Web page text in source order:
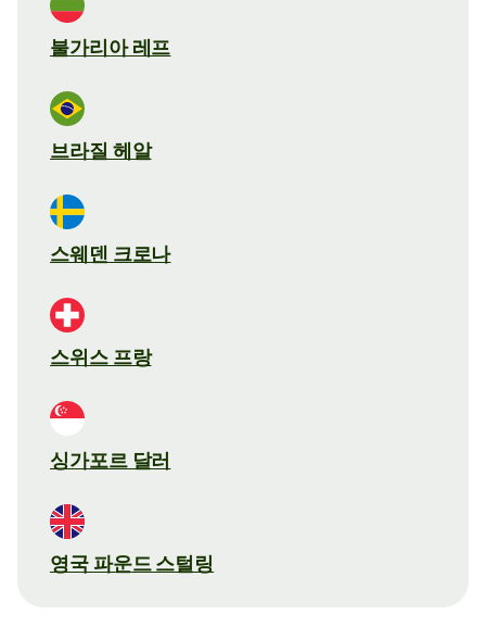
불가리아 레프
브라질 헤알
스웨덴 크로나
스위스 프랑
싱가포르 달러
영국 파운드 스털링